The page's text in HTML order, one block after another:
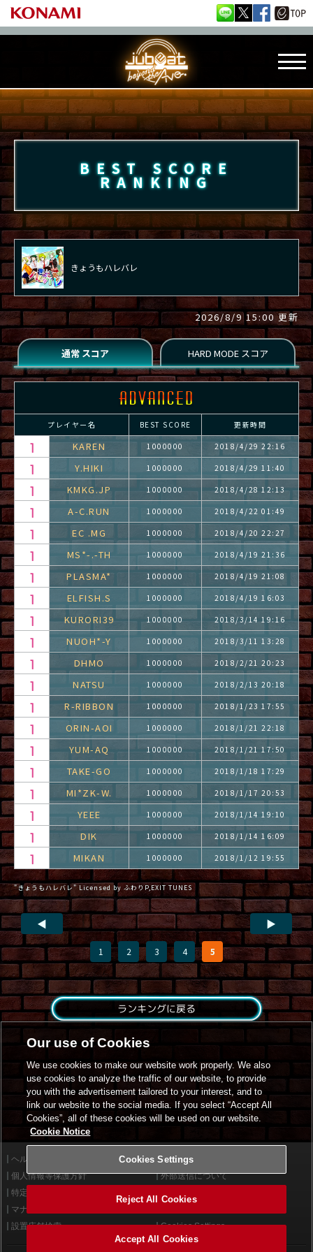
BEST SCORE
RANKING
きょうもハレバレ
2026/8/9 15:00 更新
プレイヤー名 BEST SCORE 更新時間
KAREN 1000000 2018/4/29 22:16
Y.HIKI 1000000 2018/4/29 11:40
KMKG.JP 1000000 2018/4/28 12:13
A-C.RUN 1000000 2018/4/22 01:49
EC .MG 1000000 2018/4/20 22:27
MS*-.-TH 1000000 2018/4/19 21:36
PLASMA* 1000000 2018/4/19 21:08
ELFISH.S 1000000 2018/4/19 16:03
KURORI39 1000000 2018/3/14 19:16
NUOH*-Y 1000000 2018/3/11 13:28
DHMO 1000000 2018/2/21 20:23
NATSU 1000000 2018/2/13 20:18
R-RIBBON 1000000 2018/1/23 17:55
ORIN-AOI 1000000 2018/1/21 22:18
YUM-AQ 1000000 2018/1/21 17:50
TAKE-GO 1000000 2018/1/18 17:29
MI*ZK-W. 1000000 2018/1/17 20:53
YEEE 1000000 2018/1/14 19:10
DIK 1000000 2018/1/14 16:09
MIKAN 1000000 2018/1/12 19:55
"きょうもハレバレ" Licensed by ふわりP,EXIT TUNES
◀
1 2 3 4 5
▶
ランキングに戻る
ヘルプ
利用規約
個人情報等保護方針
外部送信について
特定商取引法に基づく表示
マナー＆ルール
設置店舗検索
Cookies Settings
Our use of Cookies
We use cookies to make our website work properly. We also
use cookies to analyze the traffic of our website, to provide
you with the advertisement tailored to your interest, and to
link our website to the social media. If you select “Accept All
Cookies”, all of these cookies will be used on our website.
Cookie Notice
Cookies Settings
Reject All Cookies
Accept All Cookies